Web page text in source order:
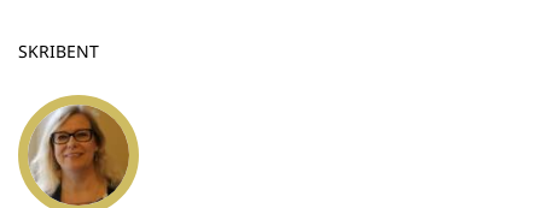
SKRIBENT